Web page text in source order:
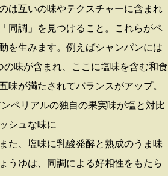
は互いの味やテクスチャーに含まれ
同調」を見つけること。これらがペ
を生みます。例えばシャンパンには
の味が含まれ、ここに塩味を含む和食
味が満たされてバランスがアップ。
ペリアルの独自の果実味が塩と対比
シュな味に
た、塩味に乳酸発酵と熟成のうま味
うゆは、同調による好相性をもたら